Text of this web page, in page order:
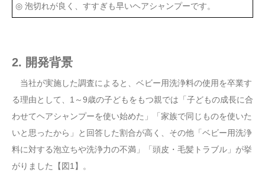
◎ 泡切れが良く、すすぎも早いヘアシャンプーです。
2. 開発背景
当社が実施した調査によると、ベビー用洗浄料の使用を卒業す
る理由として、1～9歳の子どもをもつ親では「子どもの成長に合
わせてヘアシャンプーを使い始めた」「家族で同じものを使いた
いと思ったから」と回答した割合が高く、その他「ベビー用洗浄
料に対する泡立ちや洗浄力の不満」「頭皮・毛髪トラブル」が挙
がりました【図1】。